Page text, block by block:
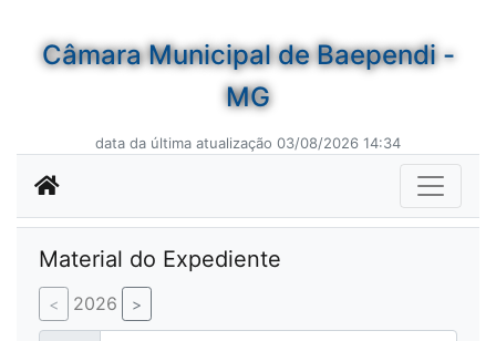
Câmara Municipal de Baependi -
MG
data da última atualização 03/08/2026 14:34
Material do Expediente
2026